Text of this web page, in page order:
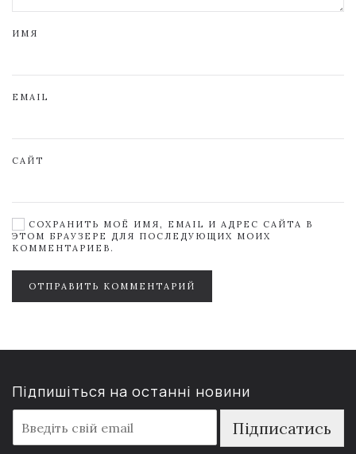
ИМЯ
EMAIL
САЙТ
СОХРАНИТЬ МОЁ ИМЯ, EMAIL И АДРЕС САЙТА В
ЭТОМ БРАУЗЕРЕ ДЛЯ ПОСЛЕДУЮЩИХ МОИХ
КОММЕНТАРИЕВ.
ОТПРАВИТЬ КОММЕНТАРИЙ
Підпишіться на останні новини
m
a
Підписатись